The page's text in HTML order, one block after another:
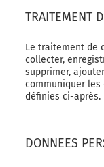
TRAITEMENT
Le traitement de
collecter,
supprimer,
communiquer les
définies ci-après.
DONNEES